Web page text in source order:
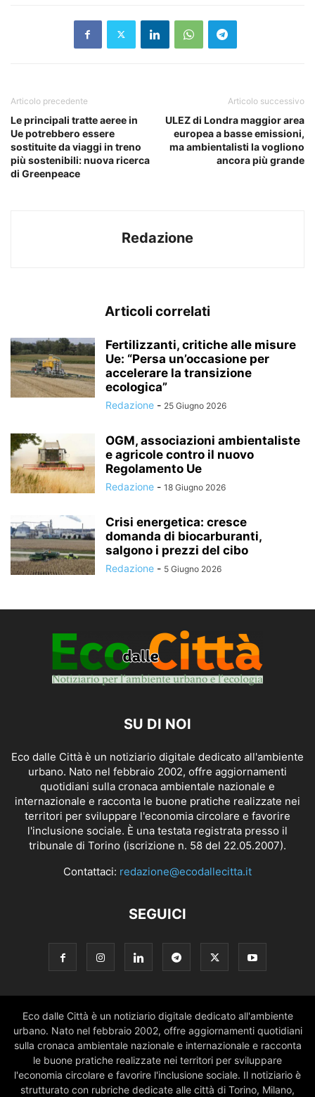
Articolo precedente
Le principali tratte aeree in
Ue potrebbero essere
sostituite da viaggi in treno
più sostenibili: nuova ricerca
di Greenpeace
Articolo successivo
ULEZ di Londra maggior area
europea a basse emissioni,
ma ambientalisti la vogliono
ancora più grande
Redazione
Articoli correlati
Fertilizzanti, critiche alle misure
Ue: “Persa un’occasione per
accelerare la transizione
ecologica”
Redazione - 25 Giugno 2026
OGM, associazioni ambientaliste
e agricole contro il nuovo
Regolamento Ue
Redazione - 18 Giugno 2026
Crisi energetica: cresce
domanda di biocarburanti,
salgono i prezzi del cibo
Redazione - 5 Giugno 2026
SU DI NOI
Eco dalle Città è un notiziario digitale dedicato all'ambiente
urbano. Nato nel febbraio 2002, offre aggiornamenti
quotidiani sulla cronaca ambientale nazionale e
internazionale e racconta le buone pratiche realizzate nei
territori per sviluppare l'economia circolare e favorire
l'inclusione sociale. È una testata registrata presso il
tribunale di Torino (iscrizione n. 58 del 22.05.2007).
Contattaci: redazione@ecodallecitta.it
SEGUICI
Eco dalle Città è un notiziario digitale dedicato all'ambiente
urbano. Nato nel febbraio 2002, offre aggiornamenti quotidiani
sulla cronaca ambientale nazionale e internazionale e racconta
le buone pratiche realizzate nei territori per sviluppare
l'economia circolare e favorire l'inclusione sociale. Il notiziario è
strutturato con rubriche dedicate alle città di Torino, Milano,